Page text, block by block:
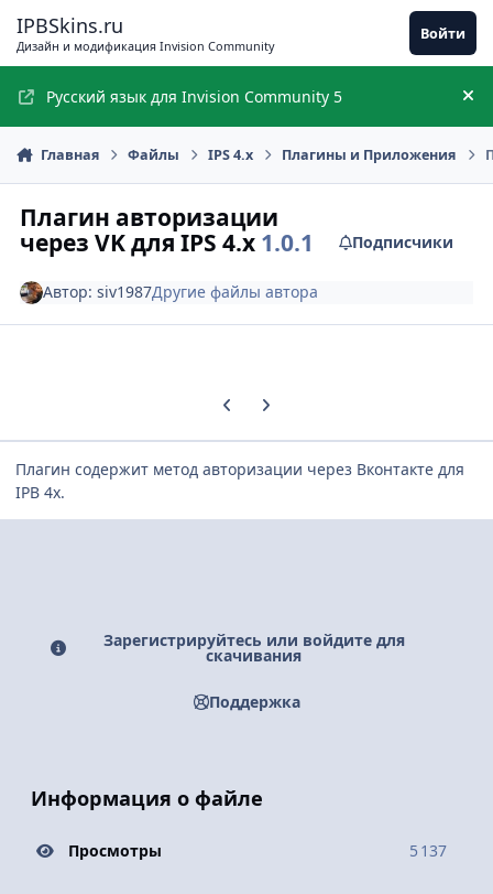
IPBSkins.ru
Дизайн и модификация Invision Community
Войти
Русский язык для Invision Community 5
Главная Файлы IPS 4.x Плагины и Приложения
Плагин авторизации
через VK для IPS 4.x 1.0.1 Подписчики
Автор:siv1987Другие файлы автора
Предыдущий слайд карусели
Следующий слайд карусели
Плагин содержит метод авторизации через Вконтакте для
IPB 4x.
Зарегистрируйтесь или войдите для
скачивания
Поддержка
Информация о файле
Просмотры 5 137